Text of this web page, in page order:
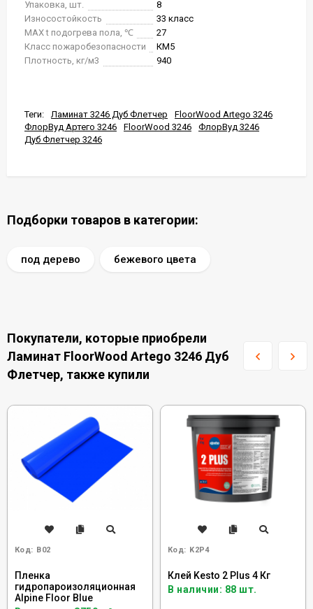
Упаковка, шт.
8
Износостойкость
33 класс
MAX t подогрева пола, ℃
27
Класс пожаробезопасности
КМ5
Плотность, кг/м3
940
Теги: Ламинат 3246 Дуб Флетчер
FloorWood Artego 3246
ФлорВуд Артего 3246
FloorWood 3246
ФлорВуд 3246
Дуб Флетчер 3246
Подборки товаров в категории:
под дерево бежевого цвета
Покупатели, которые приобрели
Ламинат FloorWood Artego 3246 Дуб
Флетчер, также купили
Код: B02
Пленка
гидропароизоляционная
Alpine Floor Blue
Код: K2P4
Клей Kesto 2 Plus 4 Кг
В наличии: 88 шт.